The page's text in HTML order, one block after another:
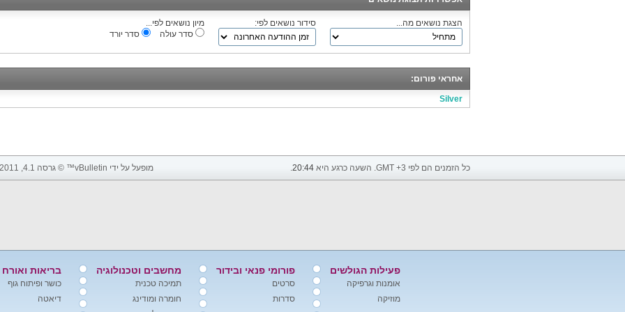
הצגת נושאים מה... סידור נושאים לפי:
מיון נושאים לפי...
סדר עולה
סדר יורד
אחראי פורום:
Silver
כל הזמנים הם לפי GMT +3. השעה כרגע היא 20:44
. מופעל על ידי vBulletin™ © גרסה 4.1, 2011 vBulletin Solutions, Inc. כל הזכויות שמורות.
פעילות הגולשים
אומנות וגרפיקה
מוזיקה
פורומי פנאי ובידור
סרטים
סדרות
מחשבים וטכנולוגיה
תמיכה טכנית
חומרה ומודינג
בריאות ואורח
כושר ופיתוח גוף
דיאטה